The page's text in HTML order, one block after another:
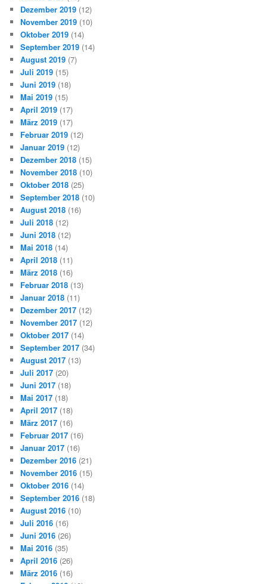
Dezember 2019 (12)
November 2019 (10)
Oktober 2019 (14)
September 2019 (14)
August 2019 (7)
Juli 2019 (15)
Juni 2019 (18)
Mai 2019 (15)
April 2019 (17)
März 2019 (17)
Februar 2019 (12)
Januar 2019 (12)
Dezember 2018 (15)
November 2018 (10)
Oktober 2018 (25)
September 2018 (10)
August 2018 (16)
Juli 2018 (12)
Juni 2018 (12)
Mai 2018 (14)
April 2018 (11)
März 2018 (16)
Februar 2018 (13)
Januar 2018 (11)
Dezember 2017 (12)
November 2017 (12)
Oktober 2017 (14)
September 2017 (34)
August 2017 (13)
Juli 2017 (20)
Juni 2017 (18)
Mai 2017 (18)
April 2017 (18)
März 2017 (16)
Februar 2017 (16)
Januar 2017 (16)
Dezember 2016 (21)
November 2016 (15)
Oktober 2016 (14)
September 2016 (18)
August 2016 (10)
Juli 2016 (16)
Juni 2016 (26)
Mai 2016 (35)
April 2016 (26)
März 2016 (16)